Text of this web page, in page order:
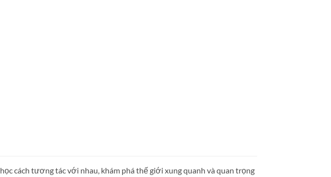
cách tương tác với nhau, khám phá thế giới xung quanh và quan trọng